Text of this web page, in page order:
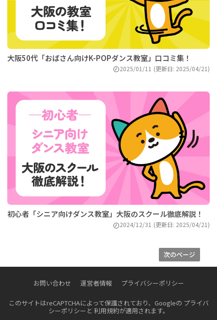
大阪50代「おばさん向けK-POPダンス教室」口コミ集！
2025/01/11 (更新日: 2025/04/21)
初心者「シニア向けダンス教室」大阪のスクール徹底解説！
2024/12/31 (更新日: 2025/04/21)
次のページ
お問い合わせ 運営者情報 プライバシーポリシー
このサイトはreCAPTCHAによって保護されており、Googleの プライバ
シーポリシー と 利用規約が適用されます。